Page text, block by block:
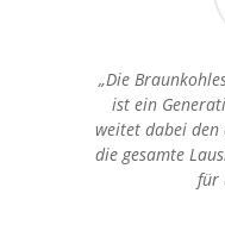
„Die
ist ein
weitet dabei
die gesamte
für